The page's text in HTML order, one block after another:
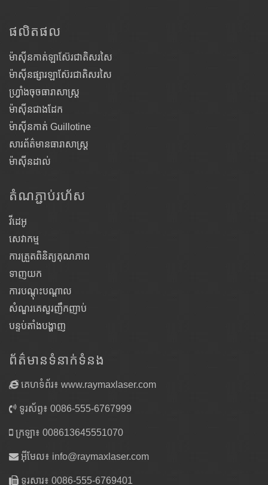
ផលិតផល
ម៉ាស៊ីនកាត់ឡាស៊ែរជាតិសរសៃ
ម៉ាស៊ីនផ្សារឡាស៊ែរជាតិសរសៃ
ហ្វ្រាំងចុចធារាសាស្ត្រ
ម៉ាស៊ីនជាងដែក
ម៉ាស៊ីនកាត់ Guillotine
សារព័ត៌មានធារាសាស្ត្រ
ម៉ាស៊ីនដាល់
តំណ​ភ្ជាប់​រហ័ស
វីដេអូ
សេវាកម្ម
ការត្រួតពិនិត្យគុណភាព
ទាញយក
ការបណ្តុះបណ្តាល
សំណួរគេសួរញឹកញាប់
បន្ទប់តាំងបង្ហាញ
ព័ត៌មានទំនាក់ទំនង
គេហទំព័រ៖ www.raymaxlaser.com
ទូរស័ព្ទ៖ 0086-555-6767999
ក្រឡា៖ 008613645551070
អ៊ីមែល៖ info@raymaxlaser.com
ទូរសារ៖ 0086-555-6769401